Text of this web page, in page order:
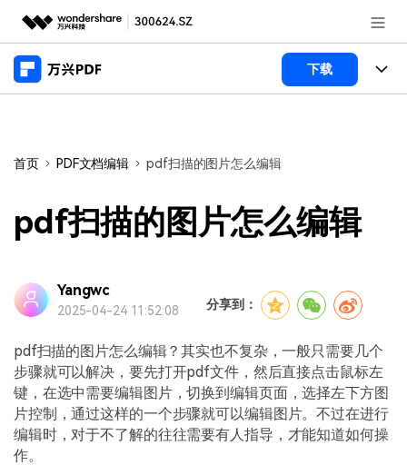
推荐产品
新闻中心
帮助中心
客服热线：4000-300624
下载
桌面端
万兴PDF Mac版
万兴PDF 安卓版
万兴PDF iOS版
PDF开发工具
万兴PDF SDK
功能
PDF新功能
PDF编辑器
PDF合并工具
PDF加密
PDF文件压缩
PDF签名
商业合作
企业采购
经销商招募
产品支持
常见问题
产品信息
更新日志
首页 PDF文档编辑 pdf扫描的图片怎么编辑
pdf扫描的图片怎么编辑
Yangwc
2025-04-24 11:52:08 分享到：
pdf扫描的图片怎么编辑？其实也不复杂，一般只需要几个
步骤就可以解决，要先打开pdf文件，然后直接点击鼠标左
键，在选中需要编辑图片，切换到编辑页面，选择左下方图
片控制，通过这样的一个步骤就可以编辑图片。不过在进行
编辑时，对于不了解的往往需要有人指导，才能知道如何操
作。